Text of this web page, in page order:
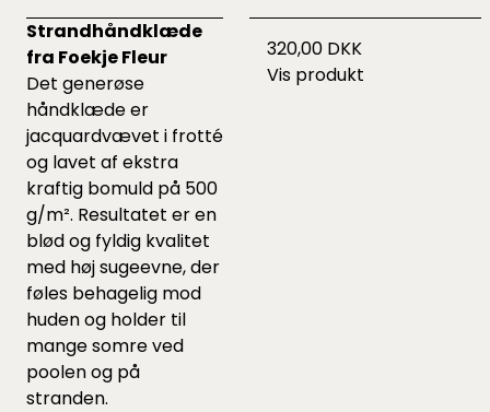
Strandhåndklæde
fra Foekje Fleur
Det generøse
håndklæde er
jacquardvævet i frotté
og lavet af ekstra
kraftig bomuld på 500
g/m². Resultatet er en
blød og fyldig kvalitet
med høj sugeevne, der
føles behagelig mod
huden og holder til
mange somre ved
poolen og på
stranden.
320,00 DKK
Vis produkt